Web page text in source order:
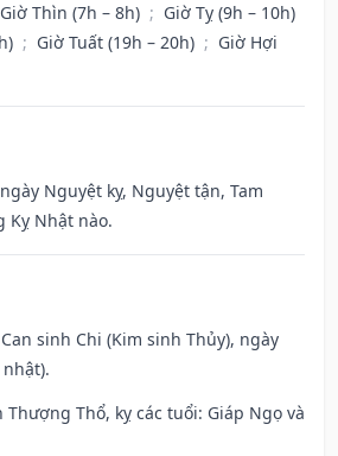
Giờ Thìn (7h – 8h) ; Giờ Tỵ (9h – 10h)
; Giờ Tuất (19h – 20h) ; Giờ Hợi
Nguyệt kỵ, Nguyệt tận, Tam
Kỵ Nhật nào.
sinh Chi (Kim sinh Thủy), ngày
Thượng Thổ, kỵ các tuổi: Giáp Ngọ và